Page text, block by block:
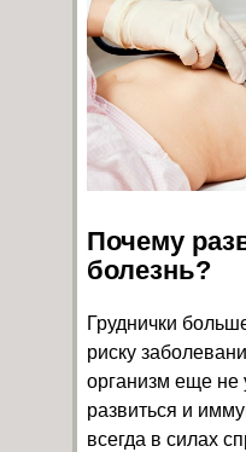
Почему
болезнь?
Груднички
риску
организм еще не
развиться и
всегда в силах